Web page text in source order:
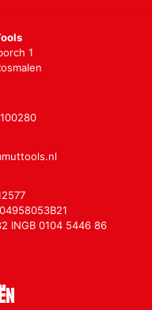
1
INGB 0104 5446 86